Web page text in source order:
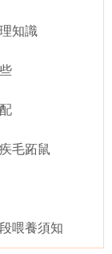
知識
毛跖鼠
喂養須知